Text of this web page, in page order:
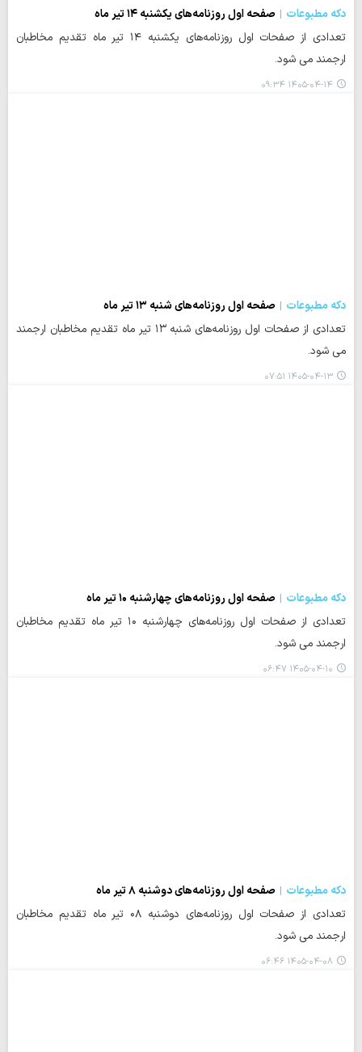
دکه مطبوعات
صفحه اول روزنامه‌های یکشنبه ۱۴ تیر ماه
تعدادی از صفحات اول روزنامه‌های یکشنبه ۱۴ تیر ماه تقدیم مخاطبان
ارجمند می شود.
۱۴۰۵-۰۴-۱۴ ۰۹:۳۴
دکه مطبوعات
صفحه اول روزنامه‌های شنبه ۱۳ تیر ماه
تعدادی از صفحات اول روزنامه‌های شنبه ۱۳ تیر ماه تقدیم مخاطبان ارجمند
می شود.
۱۴۰۵-۰۴-۱۳ ۰۷:۵۱
دکه مطبوعات
صفحه اول روزنامه‌های چهارشنبه ۱۰ تیر ماه
تعدادی از صفحات اول روزنامه‌های چهارشنبه ۱۰ تیر ماه تقدیم مخاطبان
ارجمند می شود.
۱۴۰۵-۰۴-۱۰ ۰۶:۴۷
دکه مطبوعات
صفحه اول روزنامه‌های دوشنبه ۸ تیر ماه
تعدادی از صفحات اول روزنامه‌های دوشنبه ۰۸ تیر ماه تقدیم مخاطبان
ارجمند می شود.
۱۴۰۵-۰۴-۰۸ ۰۶:۴۶